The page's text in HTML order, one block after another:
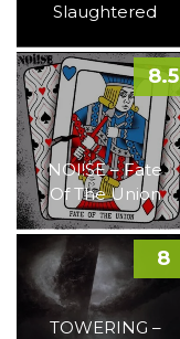
Slaughtered
NOI!SE – Fate
Of The Union
8.5
TOWERING –
8